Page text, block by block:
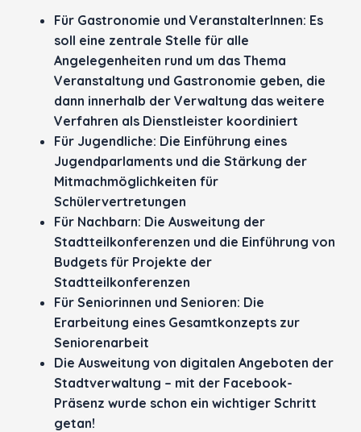
Für Gastronomie und VeranstalterInnen: Es
soll eine zentrale Stelle für alle
Angelegenheiten rund um das Thema
Veranstaltung und Gastronomie geben, die
dann innerhalb der Verwaltung das weitere
Verfahren als Dienstleister koordiniert
Für Jugendliche: Die Einführung eines
Jugendparlaments und die Stärkung der
Mitmachmöglichkeiten für
Schülervertretungen
Für Nachbarn: Die Ausweitung der
Stadtteilkonferenzen und die Einführung von
Budgets für Projekte der
Stadtteilkonferenzen
Für Seniorinnen und Senioren: Die
Erarbeitung eines Gesamtkonzepts zur
Seniorenarbeit
Die Ausweitung von digitalen Angeboten der
Stadtverwaltung – mit der Facebook-
Präsenz wurde schon ein wichtiger Schritt
getan!